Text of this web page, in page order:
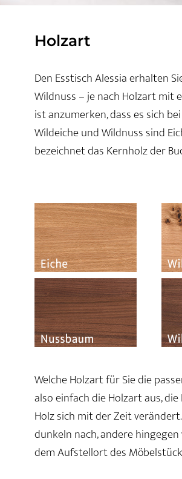
Holzart
Den Esstisch Alessia erhalten
Wildnuss – je nach Holzart mit
ist anzumerken, dass es sich
Wildeiche und Wildnuss sind
bezeichnet das Kernholz der
Welche Holzart für Sie die
also einfach die Holzart aus,
Holz sich mit der Zeit
dunkeln nach, andere
dem Aufstellort des